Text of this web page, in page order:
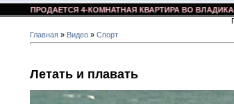
ПРОДАЕТСЯ 4-КОМНАТНАЯ КВАРТИРА ВО
Главная » Видео » Спорт
Летать и плавать